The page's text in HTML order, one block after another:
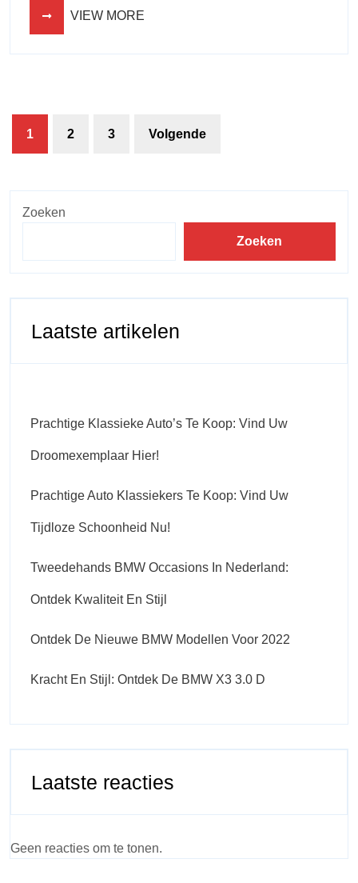
VIEW MORE
1 2 3 Volgende
Zoeken
Zoeken
Laatste artikelen
Prachtige Klassieke Auto’s Te Koop: Vind Uw
Droomexemplaar Hier!
Prachtige Auto Klassiekers Te Koop: Vind Uw
Tijdloze Schoonheid Nu!
Tweedehands BMW Occasions In Nederland:
Ontdek Kwaliteit En Stijl
Ontdek De Nieuwe BMW Modellen Voor 2022
Kracht En Stijl: Ontdek De BMW X3 3.0 D
Laatste reacties
Geen reacties om te tonen.